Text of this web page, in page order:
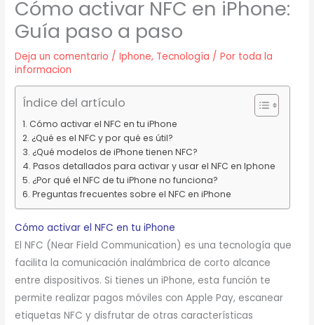
Cómo activar NFC en iPhone:
Guía paso a paso
Deja un comentario /Iphone, Tecnología / Por toda la
informacion
Índice del artículo
Cómo activar el NFC en tu iPhone
¿Qué es el NFC y por qué es útil?
¿Qué modelos de iPhone tienen NFC?
Pasos detallados para activar y usar el NFC en Iphone
¿Por qué el NFC de tu iPhone no funciona?
Preguntas frecuentes sobre el NFC en iPhone
Cómo activar el NFC en tu iPhone
El NFC (Near Field Communication) es una tecnología que
facilita la comunicación inalámbrica de corto alcance
entre dispositivos. Si tienes un iPhone, esta función te
permite realizar pagos móviles con Apple Pay, escanear
etiquetas NFC y disfrutar de otras características